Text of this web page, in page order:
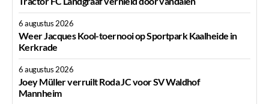
6 augustus 2026
Weer Jacques Kool-toernooi op Sportpark Kaalheide in
Kerkrade
6 augustus 2026
Joey Müller verruilt Roda JC voor SV Waldhof
Mannheim